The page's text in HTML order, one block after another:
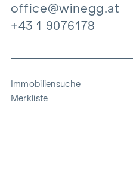
office@winegg.at
+43 1 9076178
Immobiliensuche
Merkliste